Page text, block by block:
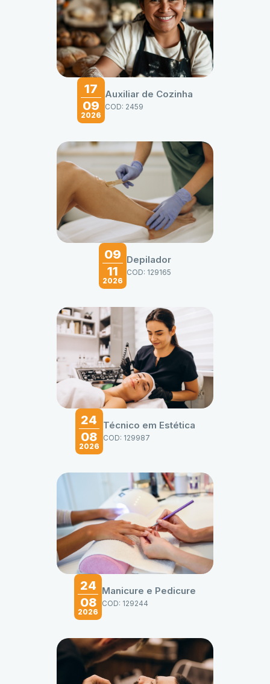
17
09
2026
Auxiliar de Cozinha
COD: 2459
09
11
2026
Depilador
COD: 129165
24
08
2026
Técnico em Estética
COD: 129987
24
08
2026
Manicure e Pedicure
COD: 129244